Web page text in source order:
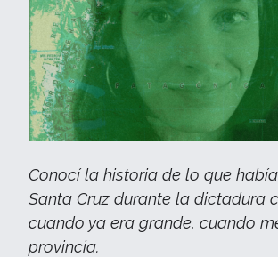
Conocí la historia de lo que
Santa Cruz durante la dictadura
cuando ya era grande, cuando
provincia.